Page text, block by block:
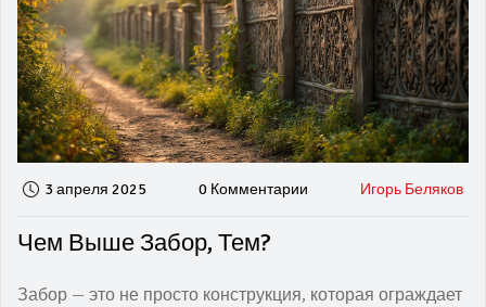
3 апреля 2025 0 Комментарии Игорь Беляков
Чем Выше Забор, Тем?
Забор — это не просто конструкция, которая ограждает